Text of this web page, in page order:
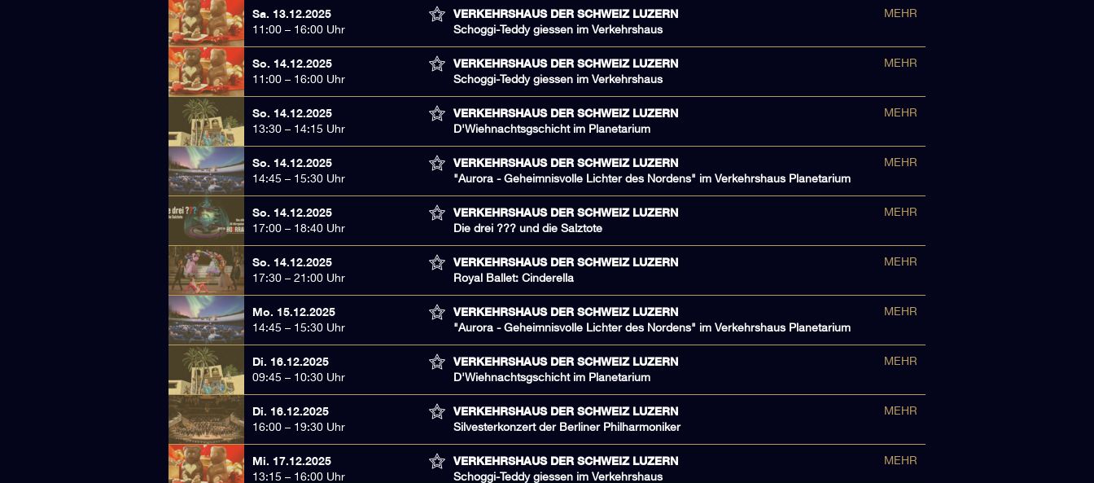
Sa. 13.12.2025
11:00 – 16:00 Uhr
VERKEHRSHAUS DER SCHWEIZ LUZERN
Schoggi-Teddy giessen im Verkehrshaus
MEHR
So. 14.12.2025
11:00 – 16:00 Uhr
VERKEHRSHAUS DER SCHWEIZ LUZERN
Schoggi-Teddy giessen im Verkehrshaus
MEHR
So. 14.12.2025
13:30 – 14:15 Uhr
VERKEHRSHAUS DER SCHWEIZ LUZERN
D'Wiehnachtsgschicht im Planetarium
MEHR
So. 14.12.2025
14:45 – 15:30 Uhr
VERKEHRSHAUS DER SCHWEIZ LUZERN
"Aurora - Geheimnisvolle Lichter des Nordens" im Verkehrshaus Planetarium
MEHR
So. 14.12.2025
17:00 – 18:40 Uhr
VERKEHRSHAUS DER SCHWEIZ LUZERN
Die drei ??? und die Salztote
MEHR
So. 14.12.2025
17:30 – 21:00 Uhr
VERKEHRSHAUS DER SCHWEIZ LUZERN
Royal Ballet: Cinderella
MEHR
Mo. 15.12.2025
14:45 – 15:30 Uhr
VERKEHRSHAUS DER SCHWEIZ LUZERN
"Aurora - Geheimnisvolle Lichter des Nordens" im Verkehrshaus Planetarium
MEHR
Di. 16.12.2025
09:45 – 10:30 Uhr
VERKEHRSHAUS DER SCHWEIZ LUZERN
D'Wiehnachtsgschicht im Planetarium
MEHR
Di. 16.12.2025
16:00 – 19:30 Uhr
VERKEHRSHAUS DER SCHWEIZ LUZERN
Silvesterkonzert der Berliner Philharmoniker
MEHR
Mi. 17.12.2025
13:15 – 16:00 Uhr
VERKEHRSHAUS DER SCHWEIZ LUZERN
Schoggi-Teddy giessen im Verkehrshaus
MEHR